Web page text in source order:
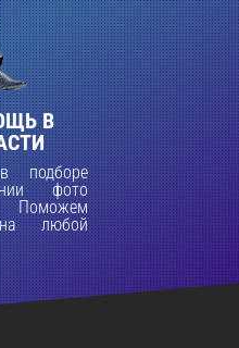
В
подборе
фото
Поможем
любой